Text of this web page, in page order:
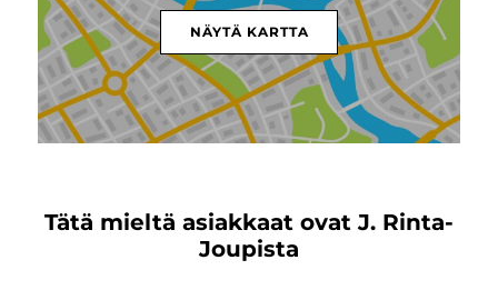
NÄYTÄ KARTTA
Tätä mieltä asiakkaat ovat J. Rinta-
Joupista